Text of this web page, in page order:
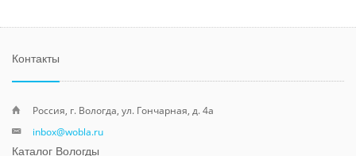
Контакты
Россия, г. Вологда, ул. Гончарная, д. 4а
inbox@wobla.ru
Каталог Вологды